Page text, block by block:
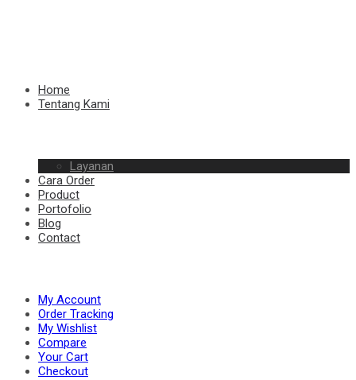
–
BAG
KERTAS
PAPER
Home
Tentang Kami
Layanan
Cara Order
Product
Portofolio
Blog
Contact
My Account
Order Tracking
My Wishlist
Compare
Your Cart
Checkout